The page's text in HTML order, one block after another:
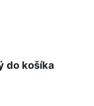
do košíka